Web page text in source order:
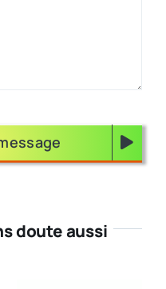
doute aussi